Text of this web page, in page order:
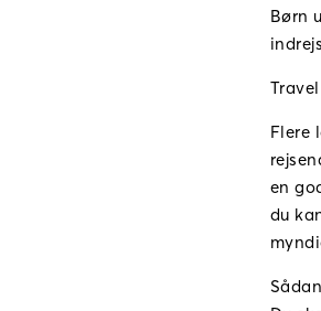
Børn
Flere
en
du